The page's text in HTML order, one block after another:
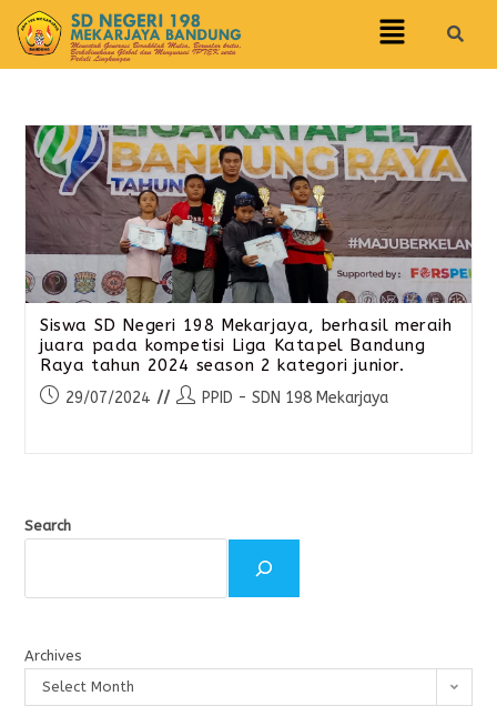
Siswa SD Negeri 198 Mekarjaya, berhasil meraih
juara pada kompetisi Liga Katapel Bandung
Raya tahun 2024 season 2 kategori junior.
29/07/2024 PPID - SDN 198 Mekarjaya
Search
Archives
Select Month